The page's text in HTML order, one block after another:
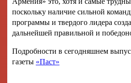
поскольку наличие сильной
программы и твердого лидера
дальнейшей правильной и
Подробности в сегодняшнем
газеты «Паст»